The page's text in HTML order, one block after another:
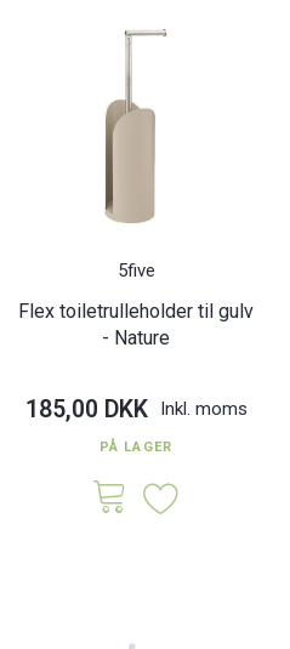
5five
Flex toiletrulleholder til gulv
- Nature
185,00 DKK Inkl. moms
PÅ LAGER